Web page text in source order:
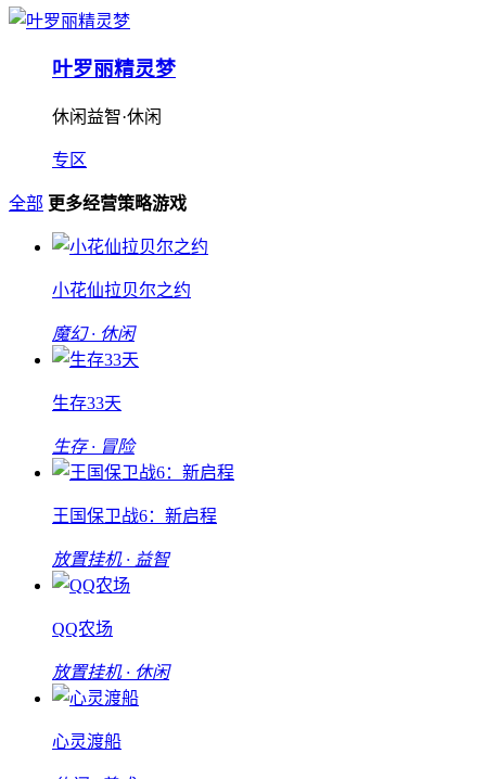
叶罗丽精灵梦
休闲益智·休闲
专区
全部 更多经营策略游戏
小花仙拉贝尔之约
魔幻 · 休闲
生存33天
生存 · 冒险
王国保卫战6：新启程
放置挂机 · 益智
QQ农场
放置挂机 · 休闲
心灵渡船